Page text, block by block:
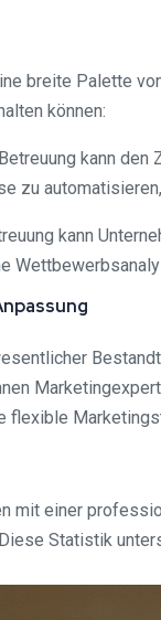
breite Palette
können:
kann
zu
kann
mit einer
Statistik